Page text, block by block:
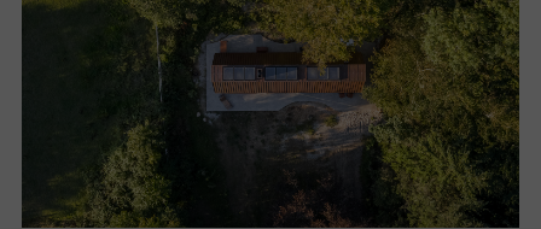
V běžném víkendovém domě zabírají ložnice velkou
část podlahové plochy. Zbytek je věnován obývacímu
prostoru. V pracovním domě pro spisovatelku je tato
hierarchie obrácená naruby. Obytný prostor, který je
zároveň pracovním, v zastavěné ploše naprosto